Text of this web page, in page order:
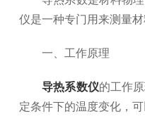
仪是一种专门用来测量
一、工作原理
导热系数仪的工作
定条件下的温度变化，